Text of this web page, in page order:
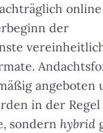
der
angeboten
in der
sondern hybrid